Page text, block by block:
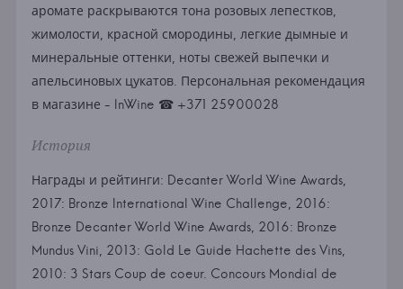
аромате раскрываются тона розовых лепестков,
жимолости, красной смородины, легкие дымные и
минеральные оттенки, ноты свежей выпечки и
апельсиновых цукатов. Персональная рекомендация
в магазине - InWine ☎ +371 25900028
История
Награды и рейтинги: Decanter World Wine Awards,
2017: Bronze International Wine Challenge, 2016:
Bronze Decanter World Wine Awards, 2016: Bronze
Mundus Vini, 2013: Gold Le Guide Hachette des Vins,
2010: 3 Stars Coup de coeur. Concours Mondial de